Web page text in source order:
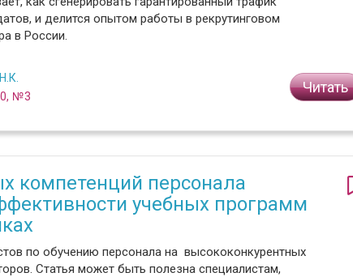
и делится опытом работы в рекрутинговом
в России.
№3
Читать
компетенций персонала
учебных программ
по обучению персонала на высококонкурентных
Статья может быть полезна специалистам,